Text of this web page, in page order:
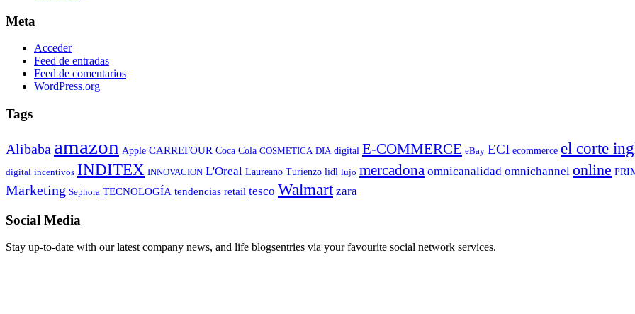
Meta
Acceder
Feed de entradas
Feed de comentarios
WordPress.org
Tags
Alibaba amazon Apple CARREFOUR Coca Cola COSMETICA DIA digital E-COMMERCE eBay ECI ecommerce el corte
digital incentivos INDITEX INNOVACION L'Oreal Laureano Turienzo lidl lujo mercadona omnicanalidad omnichannel online
Marketing Sephora TECNOLOGÍA tendencias retail tesco Walmart zara
Social Media
Stay up-to-date with our latest company news, and life blogsentries via your favourite social network services.